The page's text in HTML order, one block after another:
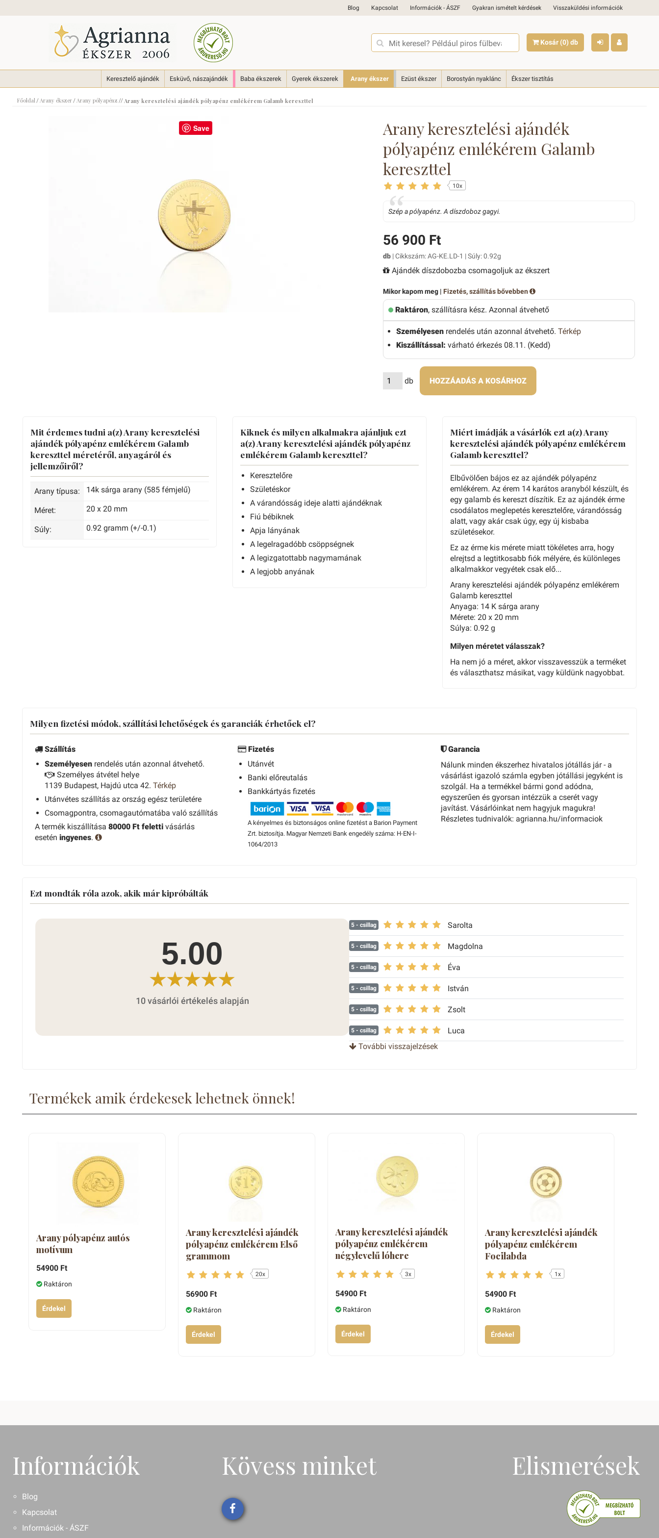
Blog Kapcsolat Információk - ÁSZF Gyakran ismételt kérdések Visszaküldési információk
Kosár (0) db
Keresztelő ajándék Esküvő, nászajándék Baba ékszerek Gyerek ékszerek Arany ékszer Ezüst ékszer Borostyán nyaklánc Ékszer tisztítás
Főoldal/Arany ékszer/Arany pólyapénz //Arany keresztelési ajándék pólyapénz emlékérem Galamb kereszttel
Save
Arany keresztelési ajándék
pólyapénz emlékérem Galamb
kereszttel
10x
Szép a pólyapénz. A díszdoboz gagyi.
56 900 Ft
db| Cikkszám: AG-KE.LD-1 | Súly: 0.92g
Ajándék díszdobozba csomagoljuk az ékszert
Mikor kapom meg | Fizetés, szállítás bővebben
Raktáron, szállításra kész. Azonnal átvehető
Személyesenrendelés után azonnal átvehető. Térkép
Kiszállítással: várható érkezés 08.11. (Kedd)
db HOZZÁADÁS A KOSÁRHOZ
Mit érdemes tudni a(z) Arany keresztelési
ajándék pólyapénz emlékérem Galamb
kereszttel méretéről, anyagáról és
jellemzőiről?
Arany típusa: 14k sárga arany (585 fémjelű)
Méret: 20 x 20 mm
Súly: 0.92 gramm (+/-0.1)
Kiknek és milyen alkalmakra ajánljuk ezt
a(z) Arany keresztelési ajándék pólyapénz
emlékérem Galamb kereszttel?
Keresztelőre
Születéskor
A várandósság ideje alatti ajándéknak
Fiú bébiknek
Apja lányának
A legelragadóbb csöppségnek
A legizgatottabb nagymamának
A legjobb anyának
Miért imádják a vásárlók ezt a(z) Arany
keresztelési ajándék pólyapénz emlékérem
Galamb kereszttel?
Elbűvölően bájos ez az ajándék pólyapénz
emlékérem. Az érem 14 karátos aranyból készült, és
egy galamb és kereszt díszítik. Ez az ajándék érme
csodálatos meglepetés keresztelőre, várandósság
alatt, vagy akár csak úgy, egy új kisbaba
születésekor.
Ez az érme kis mérete miatt tökéletes arra, hogy
elrejtsd a legtitkosabb fiók mélyére, és különleges
alkalmakkor vegyétek csak elő...
Arany keresztelési ajándék pólyapénz emlékérem
Galamb kereszttel
Anyaga: 14 K sárga arany
Mérete: 20 x 20 mm
Súlya: 0.92 g
Milyen méretet válasszak?
Ha nem jó a méret, akkor visszavesszük a terméket
és választhatsz másikat, vagy küldünk nagyobbat.
Milyen fizetési módok, szállítási lehetőségek és garanciák érhetőek el?
Szállítás
Személyesen rendelés után azonnal átvehető.
Személyes átvétel helye
1139 Budapest, Hajdú utca 42. Térkép
Utánvétes szállítás az ország egész területére
Csomagpontra, csomagautómatába való szállítás
A termék kiszállítása 80000 Ft feletti vásárlás
esetén ingyenes.
Fizetés
Utánvét
Banki előreutalás
Bankkártyás fizetés
A kényelmes és biztonságos online fizetést a Barion Payment
Zrt. biztosítja. Magyar Nemzeti Bank engedély száma: H-EN-I-
1064/2013
Garancia
Nálunk minden ékszerhez hivatalos jótállás jár - a
vásárlást igazoló számla egyben jótállási jegyként is
szolgál. Ha a termékkel bármi gond adódna,
egyszerűen és gyorsan intézzük a cserét vagy
javítást. Vásárlóinkat nem hagyjuk magukra!
Részletes tudnivalók: agrianna.hu/informaciok
Ezt mondták róla azok, akik már kipróbálták
5.00
10 vásárlói értékelés alapján
5 - csillag Sarolta
5 - csillag Magdolna
5 - csillag Éva
5 - csillag István
5 - csillag Zsolt
5 - csillag Luca
5 - csillag
További visszajelzések
Termékek amik érdekesek lehetnek önnek!
Arany pólyapénz autós
motívum
54900 Ft
Raktáron
Érdekel
Arany keresztelési ajándék
pólyapénz emlékérem Első
grammom
20x
56900 Ft
Raktáron
Érdekel
Arany keresztelési ajándék
pólyapénz emlékérem
négylevelű lóhere
3x
54900 Ft
Raktáron
Érdekel
Arany keresztelési ajándék
pólyapénz emlékérem
Focilabda
1x
54900 Ft
Raktáron
Érdekel
Információk
Blog
Kapcsolat
Információk - ÁSZF
Kövess minket Elismerések